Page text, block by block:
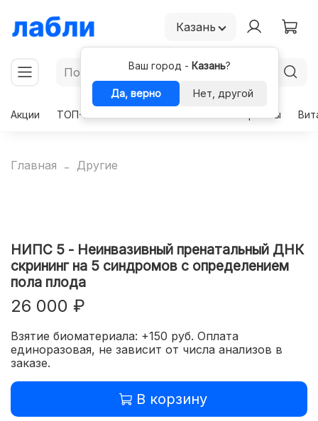
Казань
Ваш город - Казань?
Да, верно
Нет, другой
Акции
ТОП-50 Гормоны
Главная Другие
НИПС 5 - Неинвазивный пренатальный ДНК
скрининг на 5 синдромов с определением
пола плода
26 000 ₽
Взятие биоматериала: +150 руб. Оплата
единоразовая, не зависит от числа анализов в
заказе.
В корзину